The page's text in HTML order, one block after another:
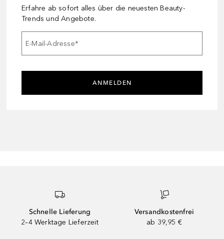
Erfahre ab sofort alles über die neuesten Beauty-
Trends und Angebote.
E-Mail-Adresse*
ANMELDEN
Schnelle Lieferung
2–4 Werktage Lieferzeit
Versandkostenfrei
ab 39,95 €